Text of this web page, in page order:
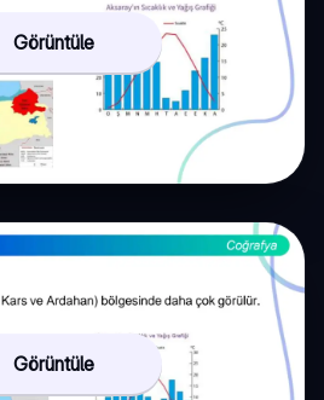
Görüntüle
Görüntüle